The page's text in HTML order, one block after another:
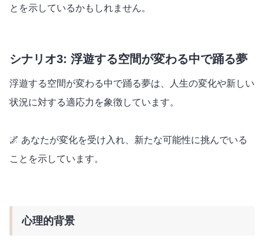
とを示しているかもしれません。
シナリオ3: 浮遊する空間が変わる中で踊る夢
浮遊する空間が変わる中で踊る夢は、人生の変化や新しい
状況に対する適応力を象徴しています。
🌌 あなたが変化を受け入れ、新たな可能性に挑んでいる
ことを示しています。
心理的背景